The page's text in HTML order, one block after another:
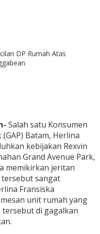
DP Rumah Atas
Salah satu Konsumen
Batam, Herlina
kebijakan Rexvin
Grand Avenue Park,
memikirkan jeritan
sangat
Fransiska
unit rumah yang
di gagalkan